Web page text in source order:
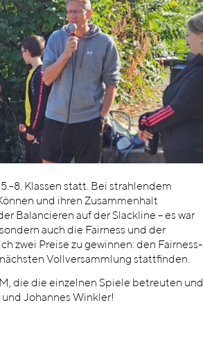
8. Klassen statt. Bei strahlendem
und ihren Zusammenhalt
Balancieren auf der Slackline – es war
auch die Fairness und der
zwei Preise zu gewinnen: den Fairness-
Vollversammlung stattfinden.
die die einzelnen Spiele betreuten und
Johannes Winkler!